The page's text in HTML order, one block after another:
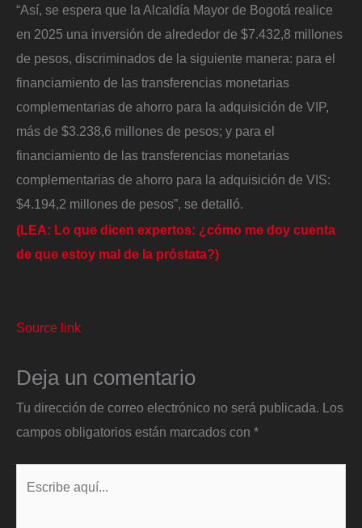
“Así, se espera que la Alcaldía Mayor de Bogotá realice
en 2025 una inversión de alrededor de $7.432,8 millones
de pesos, discriminados de la siguiente manera: para el
financiamiento de las transferencias monetarias
complementarias de ahorro para la adquisición de VIP,
más de $3.238,6 millones de pesos; y para el
financiamiento de las transferencias monetarias
complementarias de ahorro para la adquisición de VIS:
$4.194,2 millones de pesos”, se detalló.
(LEA: Lo que dicen expertos: ¿cómo me doy cuenta
de que estoy mal de la próstata?)
Source link
Deja un comentario
Tu dirección de correo electrónico no será publicada. Los
campos obligatorios están marcados con *